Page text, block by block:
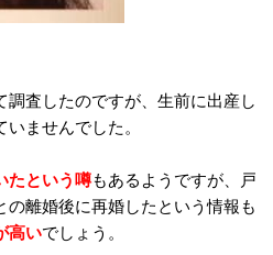
調査したのですが、生前に出産し
ませんでした。
たという噂もあるようですが、戸
の離婚後に再婚したという情報も
高いでしょう。